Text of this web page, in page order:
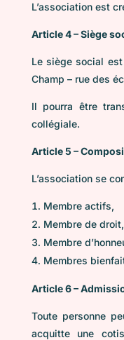
L’association est
Article 4 – Siège
Le siège social
Champ – rue des
Il pourra être
collégiale.
Article 5 –
L’association se
Membre actifs,
Membre de droit,
Membre
Membres
Article 6 –
Toute personne
acquitte une